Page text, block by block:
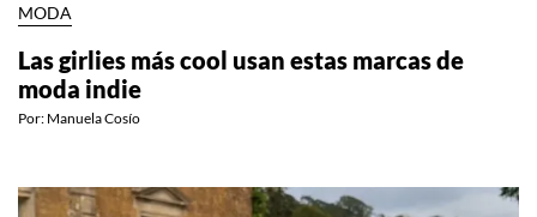
MODA
Las girlies más cool usan estas marcas de
moda indie
Por: Manuela Cosío